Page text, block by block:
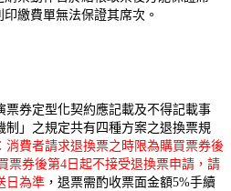
繳費單無法保證其席次。
票券定型化契約應記載及不得記載事
制」之規定共有四種方案之退換票規
：消費者請求退換票之時限為購買票券後
票券後第4日起不接受退換票申請，請
日為準 ，退票需酌收票面金額5%手續